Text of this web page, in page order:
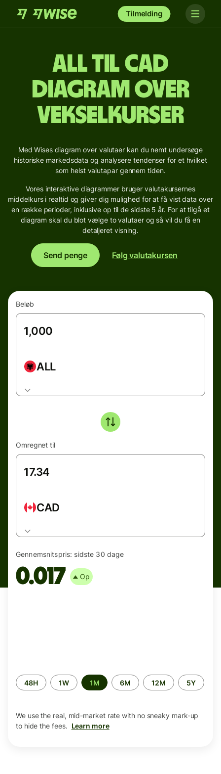
Tilmelding
ALL til CAD
Diagram over
vekselkurser
Med Wises diagram over valutaer kan du nemt undersøge
historiske markedsdata og analysere tendenser for et hvilket
som helst valutapar gennem tiden.
Vores interaktive diagrammer bruger valutakursernes
middelkurs i realtid og giver dig mulighed for at få vist data over
en række perioder, inklusive op til de sidste 5 år. For at tilgå et
diagram skal du blot vælge to valutaer og så vil du få en
detaljeret visning.
Send penge Følg valutakursen
Beløb
ALL
Omregnet til
CAD
Gennemsnitspris: sidste 30 dage
0.017 Op
Time
period
48H 1W 1M 6M 12M 5Y
We use the real, mid-market rate with no sneaky mark-up
to hide the fees. Learn more